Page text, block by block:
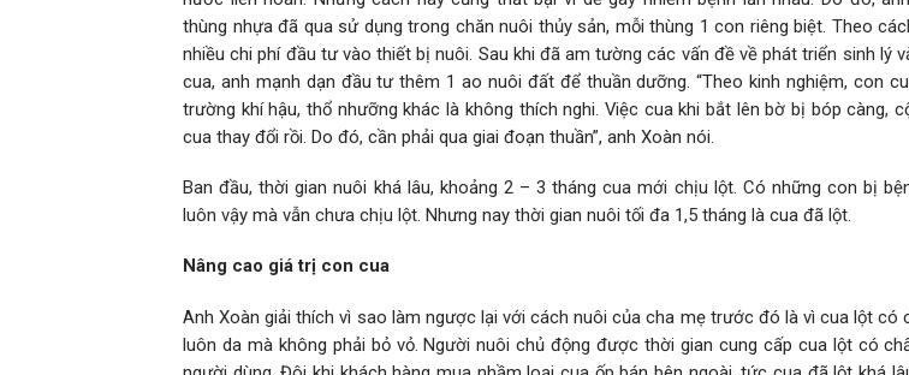
thùng nhựa đã qua sử dụng trong chăn nuôi thủy sản, mỗi thùng 1 con riêng biệt. Theo
nhiều chi phí đầu tư vào thiết bị nuôi. Sau khi đã am tường các vấn đề về phát triển sinh lý
cua, anh mạnh dạn đầu tư thêm 1 ao nuôi đất để thuần dưỡng. “Theo kinh nghiệm, con
trường khí hậu, thổ nhưỡng khác là không thích nghi. Việc cua khi bắt lên bờ bị bóp càng,
cua thay đổi rồi. Do đó, cần phải qua giai đoạn thuần”, anh Xoàn nói.
Ban đầu, thời gian nuôi khá lâu, khoảng 2 – 3 tháng cua mới chịu lột. Có những con bị
luôn vậy mà vẫn chưa chịu lột. Nhưng nay thời gian nuôi tối đa 1,5 tháng là cua đã lột.
Nâng cao giá trị con cua
Anh Xoàn giải thích vì sao làm ngược lại với cách nuôi của cha mẹ trước đó là vì cua lột có
luôn da mà không phải bỏ vỏ. Người nuôi chủ động được thời gian cung cấp cua lột có